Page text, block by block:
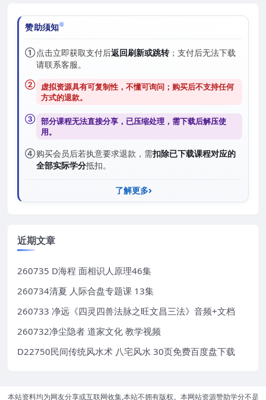
赞助须知
①点击立即获取支付后返回刷新或跳转；支付后无法下载
请联系客服。
② 虚拟资源具有可复制性，不懂可询问；购买后不支持任何
方式的退款。
③ 部分课程无法直接分享，已压缩处理，需下载后解压使
用。
④购买会员后若执意要求退款，需扣除已下载课程对应的
全部实际学分抵扣。
了解更多
近期文章
260735 D海程 面相识人原理46集
260734清夏 人际合盘专题课 13集
260733 净远《四灵四兽法脉之旺文昌三法》音频+文档
260732净尘隐者 道家文化 教学视频
D22750民间传统风水术 八宅风水 30页免费百度盘下载
本站资料均为网友分享或互联网收集,本站不拥有版权。本网站资源赞助学分不是